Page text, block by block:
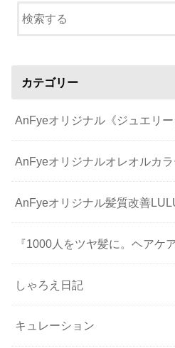
カテゴリー
AnFyeオリジナル《ジュエリー
AnFyeオリジナルオレオルカ
AnFyeオリジナル髪質改善
『1000人をツヤ髪に。ヘアケ
しゃろえ日記
キュレーション